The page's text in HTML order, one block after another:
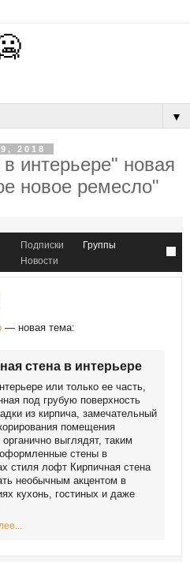
▼
2018
интерьере" новая
новое ремесло"
Подписки
Группы
Новости
— новая тема:
стена в интерьере
или только ее часть,
под грубую поверхность
из кирпича, замечательный
помещения
выглядят, таким
стены в
стиля лофт Кирпичная стена
необычным акцентом в
кухонь, гостиных и даже